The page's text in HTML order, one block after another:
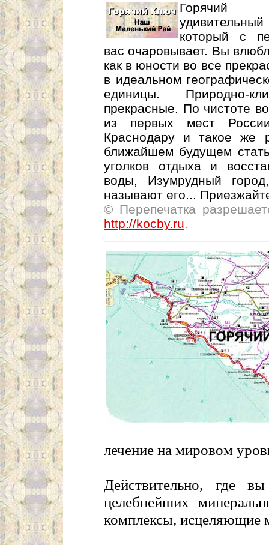
который с
вас очаровывает. Вы
как в юности во все
в идеальном
единицы. Природно-
прекрасные. По чистоте
из первых мест
Краснодару и такое же
ближайшем будущем
уголков отдыха и
воды, Изумрудный
называют его...
© Перепечатка
http://kocby.ru.
лечение на мировом
Действительно, где
целебнейших
комплексы, исцеляющие